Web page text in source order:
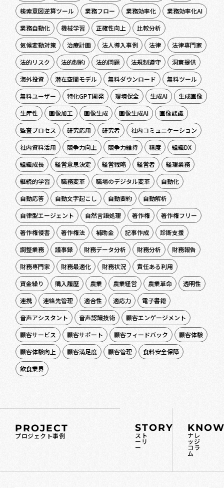
検索意図逆算ツール 業務フロー 業務効率化
業務効率化AI
業務自動化
機械学習 正確性向上
比較分析
気候変動対策
治療計画 法人導入事例 法律
法律専門家
法的リスク
法的制約 法的問題 法規制遵守
洞察提供
海外投資
潜在空間モデル 無料ダウンロード
無料ツール
無料ユーザー
特化GPT開発 環境保全 生成AI
生成画像
生産性
画像加工 画像生成 画像生成AI
画像認識
監査プロセス
研究応用 研究者
社内コミュニケーション
社内資料活用
競争力向上 競争力維持 精度
組織DX
組織成長
経営意思決定 経営戦略 経営者
経理業務
継続的学習
職務変革 職場のデジタル変革
自動化
自動応答
自動文字起こし 自動要約
自動解析
自律型エージェント
自然言語処理 著作権
著作権フリー
著作権侵害
著作権法 補助金 記事作成
診断支援
調整業務
議事録 財務データ分析 財務分析
財務報告
財務専門家
財務最適化 財務状況
責任ある利用
資金繰り
購入履歴 農業 農業経営 農業革命
透明性
連携
連絡先管理 適合性 適応力
電子書籍
音声アシスタント
音声認識技術
顧客エンゲージメント
顧客サービス
顧客サポート 顧客フィードバック
顧客体験
顧客体験向上
顧客満足度 顧客管理
食料安全保障
飲食業界
PROJECT
プロジェクト事例
STORY
スト
ーリ
ー
ナレ
ッジ
コラ
ム